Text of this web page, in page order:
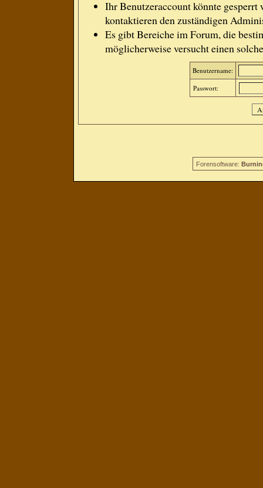
Ihr Benutzeraccount könnte gesperrt
kontaktieren den zuständigen
Es gibt Bereiche im Forum, die
möglicherweise versucht einen
Benutzername:
Passwort:
Forensoftware: